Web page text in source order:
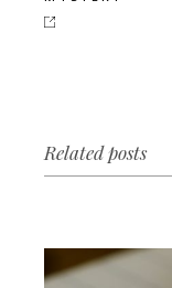
Related posts